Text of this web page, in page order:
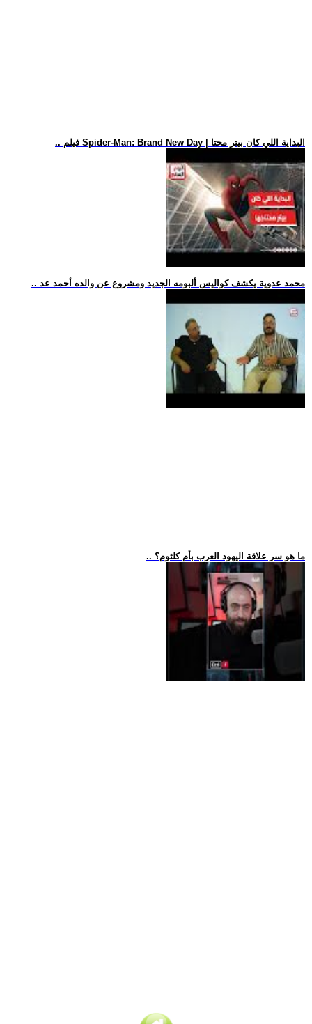
.. فيلم Spider-Man: Brand New Day | البداية اللي كان بيتر محتا
.. محمد عدوية يكشف كواليس ألبومه الجديد ومشروع عن والده أحمد عد
.. ما هو سر علاقة اليهود العرب بأم كلثوم؟